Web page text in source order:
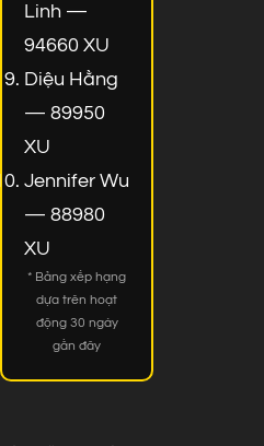
Linh —
94660 XU
Diệu Hằng
— 89950
XU
Jennifer Wu
— 88980
XU
* Bảng xếp hạng
dựa trên hoạt
động 30 ngày
gần đây